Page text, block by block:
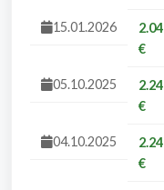
15.01.2026
2.04
€
05.10.2025
2.24
€
04.10.2025
2.24
€